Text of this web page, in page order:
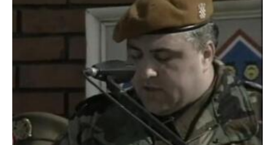
DRAMA ZBOG LJUBAVNE PRIČE
Zbog svadbe trudne Srpkinje i Albanca
proradio nacionalizam! Popljuvali ih samo